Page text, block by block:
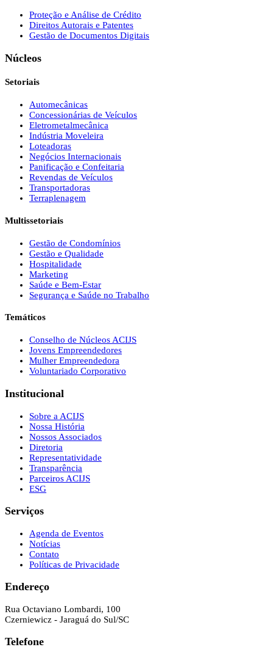
Proteção e Análise de Crédito
Direitos Autorais e Patentes
Gestão de Documentos Digitais
Núcleos
Setoriais
Automecânicas
Concessionárias de Veículos
Eletrometalmecânica
Indústria Moveleira
Loteadoras
Negócios Internacionais
Panificação e Confeitaria
Revendas de Veículos
Transportadoras
Terraplenagem
Multissetoriais
Gestão de Condomínios
Gestão e Qualidade
Hospitalidade
Marketing
Saúde e Bem-Estar
Segurança e Saúde no Trabalho
Temáticos
Conselho de Núcleos ACIJS
Jovens Empreendedores
Mulher Empreendedora
Voluntariado Corporativo
Institucional
Sobre a ACIJS
Nossa História
Nossos Associados
Diretoria
Representatividade
Transparência
Parceiros ACIJS
ESG
Serviços
Agenda de Eventos
Notícias
Contato
Políticas de Privacidade
Endereço
Rua Octaviano Lombardi, 100
Czerniewicz - Jaraguá do Sul/SC
Telefone